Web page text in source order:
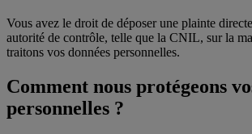
Vous avez le droit de déposer une plainte
autorité de contrôle, telle que la CNIL, sur la
traitons vos données personnelles.
Comment nous protégeons
personnelles ?